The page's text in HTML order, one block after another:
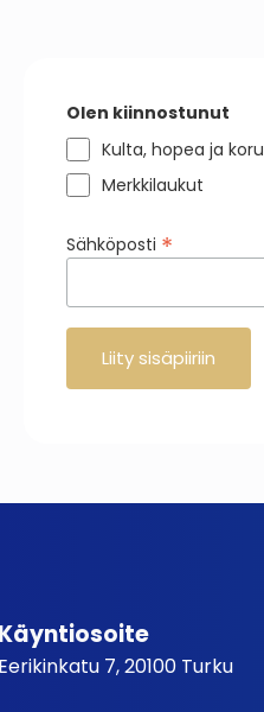
Olen kiinnostunut
Kulta, hopea ja
Merkkilaukut
Sähköposti *
Käyntiosoite
Eerikinkatu 7, 20100 Turku